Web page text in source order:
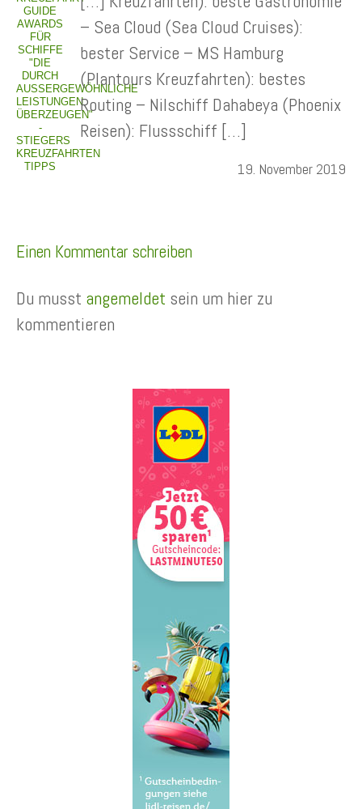
GUIDE
AWARDS
FÜR
SCHIFFE
"DIE
DURCH
AUSSERGEWÖHNLICHE L
EISTUNGEN Ü
BERZEUGEN" -
S
TIEGERS K
REUZFAHRTEN T
IPPS
– Sea Cloud (Sea Cloud Cruises):
bester Service – MS Hamburg
(Plantours Kreuzfahrten): bestes
Routing – Nilschiff Dahabeya (Phoenix
Reisen): Flussschiff […]
19. November 2019
Einen Kommentar schreiben
Du musst angemeldet sein um hier zu
kommentieren